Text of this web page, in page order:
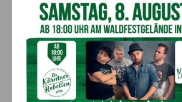
notwendige organisatorische Maßnahme.
Vorheriger Artikel
ACHTUNG: bereits ab morgen
15.03.2020 ist der
Seilbahnbetrieb eingestellt